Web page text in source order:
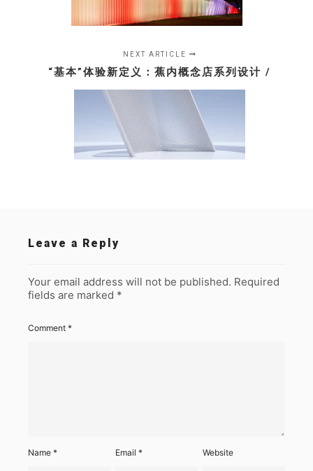
NEXT ARTICLE
“基本”体验新定义：蕉内概念店系列设计 /
Leave a Reply
Your email address will not be published. Required
fields are marked *
Comment *
Name * Email* Website